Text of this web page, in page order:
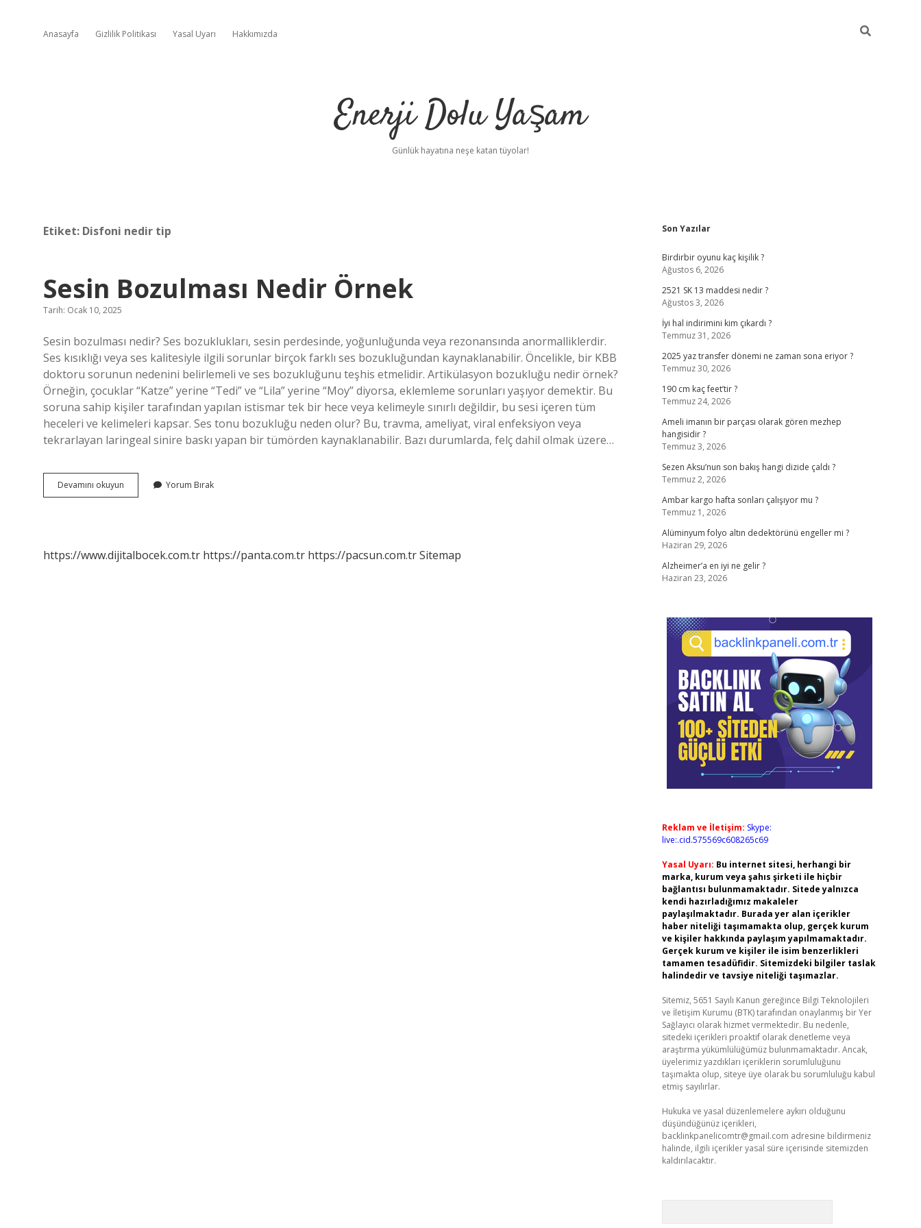
Anasayfa Gizlilik Politikası Yasal Uyarı Hakkımızda
Enerji Dolu Yaşam
Günlük hayatına neşe katan tüyolar!
Etiket: Disfoni nedir tip
Sesin Bozulması Nedir Örnek
Tarih: Ocak 10, 2025
Sesin bozulması nedir? Ses bozuklukları, sesin perdesinde, yoğunluğunda veya rezonansında anormalliklerdir.
Ses kısıklığı veya ses kalitesiyle ilgili sorunlar birçok farklı ses bozukluğundan kaynaklanabilir. Öncelikle, bir KBB
doktoru sorunun nedenini belirlemeli ve ses bozukluğunu teşhis etmelidir. Artikülasyon bozukluğu nedir örnek?
Örneğin, çocuklar “Katze” yerine “Tedi” ve “Lila” yerine “Moy” diyorsa, eklemleme sorunları yaşıyor demektir. Bu
soruna sahip kişiler tarafından yapılan istismar tek bir hece veya kelimeyle sınırlı değildir, bu sesi içeren tüm
heceleri ve kelimeleri kapsar. Ses tonu bozukluğu neden olur? Bu, travma, ameliyat, viral enfeksiyon veya
tekrarlayan laringeal sinire baskı yapan bir tümörden kaynaklanabilir. Bazı durumlarda, felç dahil olmak üzere…
Devamını okuyun
Bozulması
Yorum Bırak
https://www.dijitalbocek.com.tr https://panta.com.tr https://pacsun.com.trSitemap
Sidebar
Son Yazılar
Birdirbir oyunu kaç kişilik ?
Ağustos 6, 2026
2521 SK 13 maddesi nedir ?
Ağustos 3, 2026
İyi hal indirimini kim çıkardı ?
Temmuz 31, 2026
2025 yaz transfer dönemi ne zaman sona eriyor ?
Temmuz 30, 2026
190 cm kaç feet’tir ?
Temmuz 24, 2026
Ameli imanın bir parçası olarak gören mezhep
hangisidir ?
Temmuz 3, 2026
Sezen Aksu’nun son bakış hangi dizide çaldı ?
Temmuz 2, 2026
Ambar kargo hafta sonları çalışıyor mu ?
Temmuz 1, 2026
Alüminyum folyo altın dedektörünü engeller mi ?
Haziran 29, 2026
Alzheimer’a en iyi ne gelir ?
Haziran 23, 2026
Reklam ve İletişim: Skype:
live:.cid.575569c608265c69
Yasal Uyarı: Bu internet sitesi, herhangi bir
marka, kurum veya şahıs şirketi ile hiçbir
bağlantısı bulunmamaktadır. Sitede yalnızca
kendi hazırladığımız makaleler
paylaşılmaktadır. Burada yer alan içerikler
haber niteliği taşımamakta olup, gerçek kurum
ve kişiler hakkında paylaşım yapılmamaktadır.
Gerçek kurum ve kişiler ile isim benzerlikleri
tamamen tesadüfidir. Sitemizdeki bilgiler taslak
halindedir ve tavsiye niteliği taşımazlar.
Sitemiz, 5651 Sayılı Kanun gereğince Bilgi Teknolojileri
ve İletişim Kurumu (BTK) tarafından onaylanmış bir Yer
Sağlayıcı olarak hizmet vermektedir. Bu nedenle,
sitedeki içerikleri proaktif olarak denetleme veya
araştırma yükümlülüğümüz bulunmamaktadır. Ancak,
üyelerimiz yazdıkları içeriklerin sorumluluğunu
taşımakta olup, siteye üye olarak bu sorumluluğu kabul
etmiş sayılırlar.
Hukuka ve yasal düzenlemelere aykırı olduğunu
düşündüğünüz içerikleri,
backlinkpanelicomtr@gmail.com adresine bildirmeniz
halinde, ilgili içerikler yasal süre içerisinde sitemizden
kaldırılacaktır.